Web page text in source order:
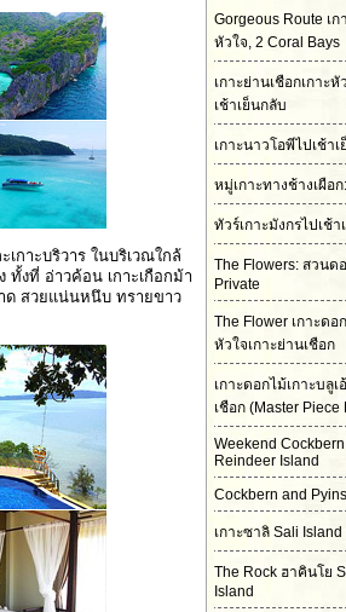
กาะบริวาร ในบริเวณใกล้
ทั้งที่ อ่าวค้อน เกาะเกือกม้า
ด สวยแน่นหนึบ ทรายขาว
Gorgeous Route เก
หัวใจ, 2 Coral Bays
เกาะย่านเชือกเกาะ
เช้าเย็นกลับ
เกาะนาวโอพีไปเช้า
หมู่เกาะทางช้างเผือ
ทัวร์เกาะมังกรไปเช้า
The Flowers: สวนด
Private
The Flower เกาะดอ
หัวใจเกาะย่านเชือก
เกาะดอกไม้เกาะบลูเ
เชือก (Master Piece
Weekend
Reindeer Island
Cockbern and
เกาะซาลิ Sali
The Rock ฮาคินโย
Island